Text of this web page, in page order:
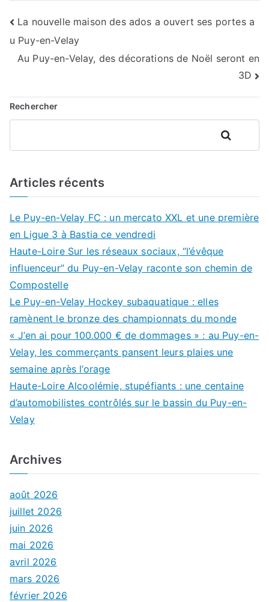
Navigation
de
La nouvelle maison des ados a ouvert ses portes a
u Puy-en-Velay
Au Puy-en-Velay, des décorations de Noël seront en
3D
Rechercher
Rechercher
Articles récents
Le Puy-en-Velay FC : un mercato XXL et une première
en Ligue 3 à Bastia ce vendredi
Haute-Loire Sur les réseaux sociaux, “l’évêque
influenceur” du Puy-en-Velay raconte son chemin de
Compostelle
Le Puy-en-Velay Hockey subaquatique : elles
ramènent le bronze des championnats du monde
« J’en ai pour 100.000 € de dommages » : au Puy-en-
Velay, les commerçants pansent leurs plaies une
semaine après l’orage
Haute-Loire Alcoolémie, stupéfiants : une centaine
d’automobilistes contrôlés sur le bassin du Puy-en-
Velay
Archives
août 2026
juillet 2026
juin 2026
mai 2026
avril 2026
mars 2026
février 2026